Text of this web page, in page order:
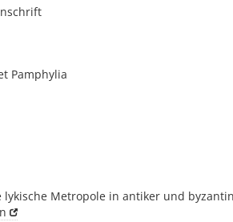
Pamphylia
lykische Metropole in antiker und